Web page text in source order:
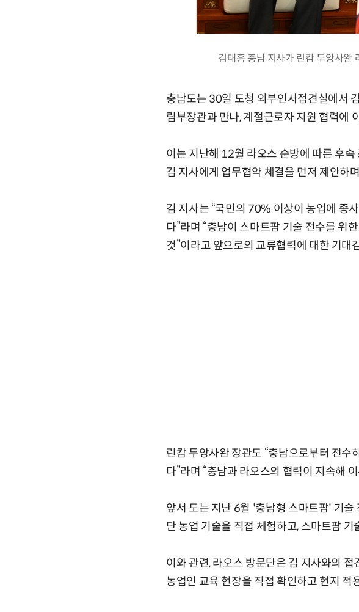
김태흠 충남 지사가 린캄 두앙사완
충남도는 30일 도청 외부인사접견실에서
림부장관과 만나, 계절근로자 지원 협력에
이는 지난해 12월 라오스 순방에 따른 후
김 지사에게 업무협약 체결을 먼저 제안하
김 지사는 “국민의 70% 이상이 농업에 종
다”라며 “충남이 스마트팜 기술 전수를 위
것”이라고 앞으로의 교류협력에 대한 기대
린캄 두앙사완 장관도 “충남으로부터 전수
다”라며 “충남과 라오스의 협력이 지속해
앞서 도는 지난 6월 '충남형 스마트팜' 기술
단 농업 기술을 직접 체험하고, 스마트팜
이와 관련, 라오스 방문단은 김 지사와의
농업인 교육 현장을 직접 확인하고 현지 적